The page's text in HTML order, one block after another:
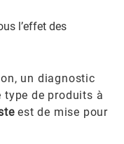
l’effet des
un diagnostic
type de produits à
est de mise pour